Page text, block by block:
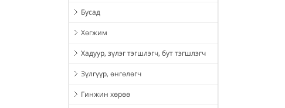
Бусад
Хөгжим
Хадуур, зүлэг тэгшлэгч, бут тэгшлэгч
Зүлгүүр, өнгөлөгч
Гинжин хөрөө